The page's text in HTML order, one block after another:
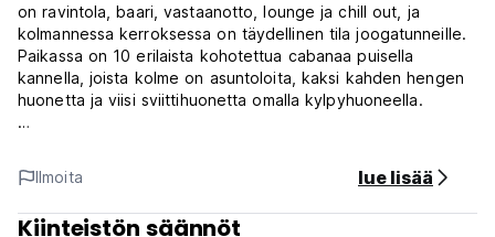
on ravintola, baari, vastaanotto, lounge ja chill out, ja
kolmannessa kerroksessa on täydellinen tila joogatunneille.
Paikassa on 10 erilaista kohotettua cabanaa puisella
kannella, joista kolme on asuntoloita, kaksi kahden hengen
huonetta ja viisi sviittihuonetta omalla kylpyhuoneella.
paikka rentoutua surffauksen, cocktailin tai auringonoton
jälkeen. Dreamsea Surf Camp tarjoaa kaiken mitä tarvitset
unelmalomallesi.
Ilmoita lue lisää
Kiinteistön säännöt